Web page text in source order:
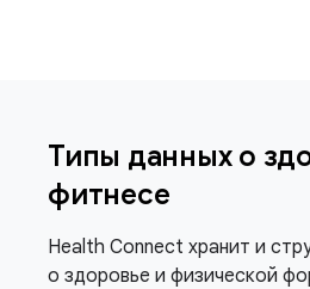
Типы данных о
фитнесе
Health Connect хранит и
о здоровье и физической